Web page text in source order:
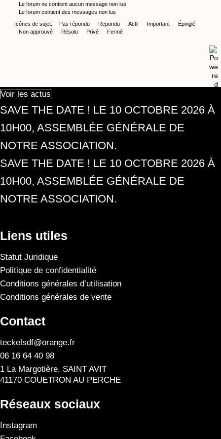
Le forum ne contient aucun message non lus
Le forum contient des messages non lus
Icônes de sujet:
Pas répondu Repondu Actif Important
Épinglé
Non approuvé
Résolu Privé Fermé
Voir les actus
SAVE THE DATE ! LE 10 OCTOBRE 2026 À
10H00, ASSEMBLÉE GÉNÉRALE DE
NOTRE ASSOCIATION.
SAVE THE DATE ! LE 10 OCTOBRE 2026 À
10H00, ASSEMBLÉE GÉNÉRALE DE
NOTRE ASSOCIATION.
Liens utiles
Statut Juridique
Politique de confidentialité
Conditions générales d’utilisation
Conditions générales de vente
Contact
teckelsdf@orange.fr
06 16 64 40 98
1 La Margotière, SAINT AVIT
41170 COUETRON AU PERCHE
Réseaux sociaux
Instagram